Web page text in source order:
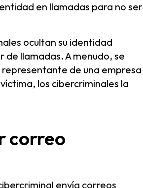
en llamadas para no ser
ocultan su identidad
llamadas. A menudo, se
de una empresa
los cibercriminales la
correo
envía correos